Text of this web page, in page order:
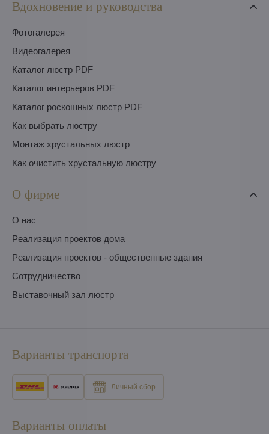
Вдохновение и руководства
Фотогалерея
Видеогалерея
Каталог люстр PDF
Каталог интерьеров PDF
Каталог роскошных люстр PDF
Как выбрать люстру
Монтаж хрустальных люстр
Как очистить хрустальную люстру
О фирме
O нас
Pеализация проектов дома
Pеализация проектов - общественные здания
Сотрудничество
Выставочный зал люстр
Варианты транспорта
Личный сбор
Варианты оплаты